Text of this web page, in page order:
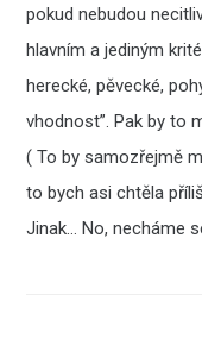
pokud nebudou
hlavním a jediným
herecké, pěvecké,
vhodnost”. Pak by to
( To by samozřejmě
to bych asi chtěla
Jinak… No, necháme